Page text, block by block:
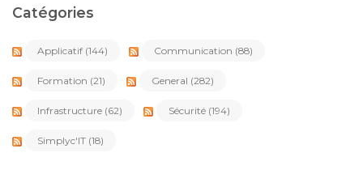
Catégories
Applicatif (144) Communication (88)
Formation (21) General (282)
Infrastructure (62) Sécurité (194)
Simplyc'IT (18)